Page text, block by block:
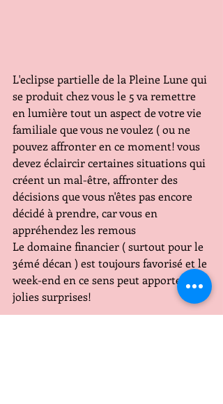
L'eclipse partielle de la Pleine Lune qui
se produit chez vous le 5 va remettre
en lumière tout un aspect de votre vie
familiale que vous ne voulez ( ou ne
pouvez affronter en ce moment! vous
devez éclaircir certaines situations qui
créent un mal-être, affronter des
décisions que vous n'êtes pas encore
décidé à prendre, car vous en
appréhendez les remous
Le domaine financier ( surtout pour le
3émé décan ) est toujours favorisé et le
week-end en ce sens peut apporter de
jolies surprises!